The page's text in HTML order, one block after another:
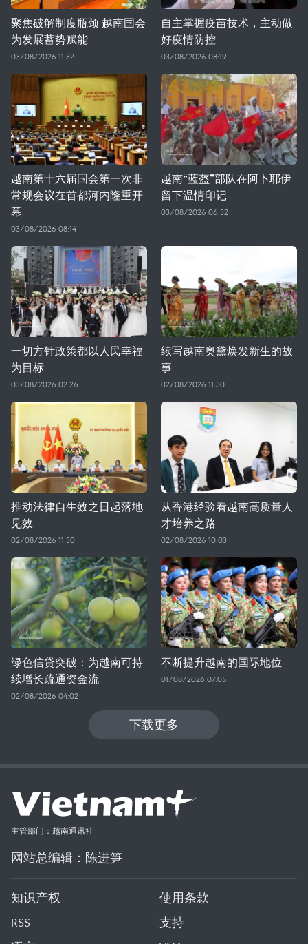
聚焦破解制度瓶颈 越南国会
为发展蓄势赋能
03/08/2026 11:32
自主掌握疫苗技术，主动做
好疫情防控
03/08/2026 08:19
越南第十六届国会第一次非
常规会议在首都河内隆重开
幕
03/08/2026 08:14
越南“蓝盔”部队在阿卜耶伊
留下温情印记
03/08/2026 06:32
一切方针政策都以人民幸福
为目标
03/08/2026 02:26
续写越南奥黛焕发新生的故
事
02/08/2026 11:30
推动法律自生效之日起落地
见效
02/08/2026 11:30
从香港经验看越南高质量人
才培养之路
02/08/2026 10:03
绿色信贷突破：为越南可持
续增长疏通资金流
02/08/2026 04:02
不断提升越南的国际地位
01/08/2026 07:05
下载更多
主管部门：越南通讯社
网站总编辑：陈进笋
知识产权
使用条款
RSS
支持